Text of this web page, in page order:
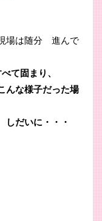
は随分 進んで
て固まり、
だった場
・・